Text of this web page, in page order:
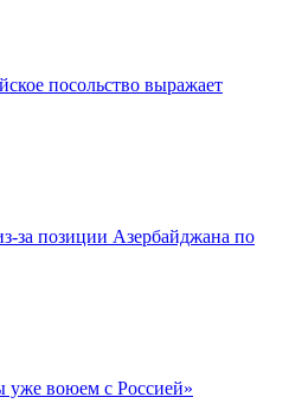
посольство выражает
за позиции Азербайджана по
воюем с Россией»